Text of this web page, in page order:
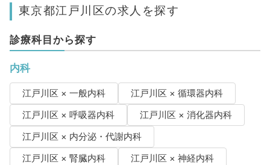
東京都江戸川区の求人を探す
診療科目から探す
内科
江戸川区 × 一般内科
江戸川区 × 循環器内科
江戸川区 × 呼吸器内科
江戸川区 × 消化器内科
江戸川区 × 内分泌・代謝内科
江戸川区 × 腎臓内科
江戸川区 × 神経内科